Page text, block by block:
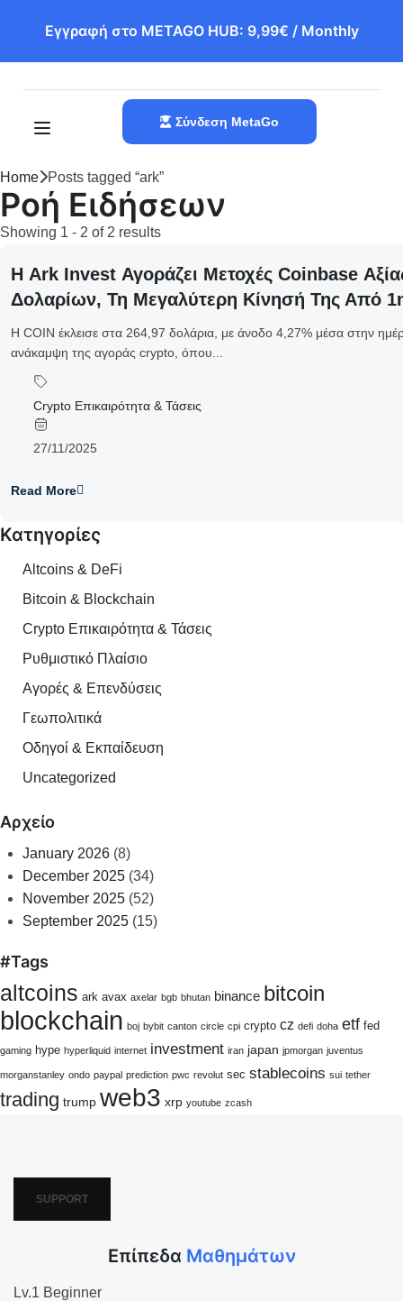
Εγγραφή στο METAGO HUB: 9,99€ / Monthly
Σύνδεση MetaGo
Home Posts tagged “ark”
Ροή Ειδήσεων
Showing 1 - 2 of 2 results
Η Ark Invest Αγοράζει Μετοχές Coinbase
Δολαρίων, Τη Μεγαλύτερη Κίνησή Της Από
Η COIN έκλεισε στα 264,97 δολάρια, με άνοδο 4,27% μέσα στην
ανάκαμψη της αγοράς crypto, όπου...
Crypto Επικαιρότητα & Τάσεις
27/11/2025
Read More
Κατηγορίες
Altcoins & DeFi
Bitcoin & Blockchain
Crypto Επικαιρότητα & Τάσεις
Ρυθμιστικό Πλαίσιο
Αγορές & Επενδύσεις
Γεωπολιτικά
Οδηγοί & Εκπαίδευση
Uncategorized
Αρχείο
January 2026 (8)
December 2025 (34)
November 2025 (52)
September 2025 (15)
#Tags
altcoins ark avax axelar bgb bhutan binance bitcoin
blockchain boj bybit canton circle cpi crypto cz defi doha etf fed
gaming hype hyperliquid internet investment iran japan jpmorgan juventus
morganstanley ondo paypal prediction pwc revolut sec stablecoins sui tether
trading trump web3 xrp youtube zcash
SUPPORT
Επίπεδα Μαθημάτων
Lv.1 Beginner